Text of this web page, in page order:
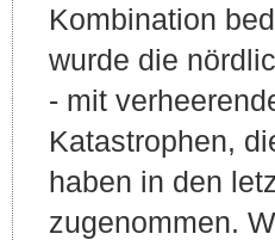
Kombination
wurde die
- mit
Katastrophen,
haben in den
zugenommen.